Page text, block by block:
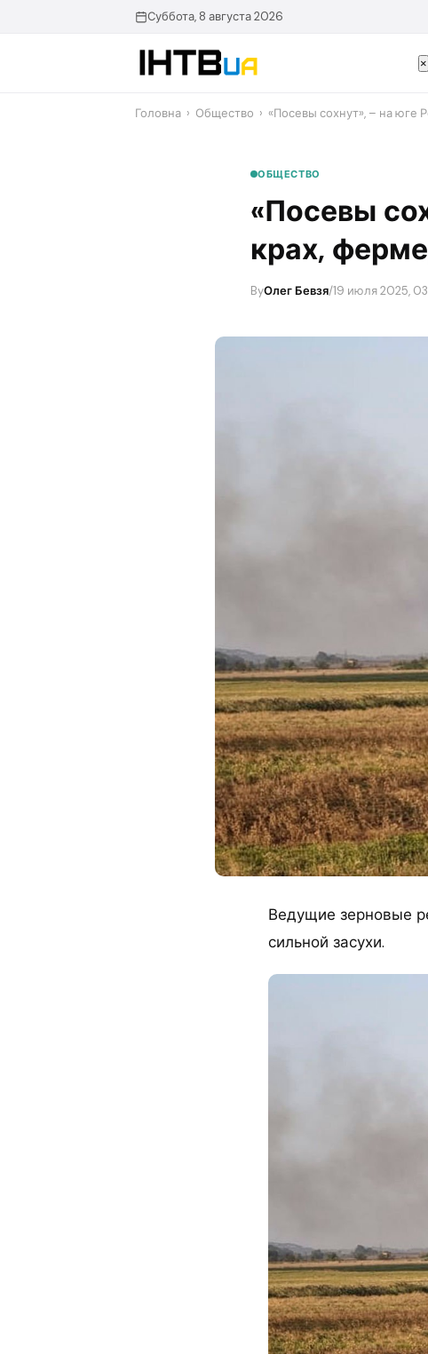
Суббота, 8 августа 2026
×
Головна › Общество › «Посевы сохнут», – на юге
ОБЩЕСТВО
«Посевы
крах,
ByОлег Бевзя/19 июля 2025,
Ведущие зерновые
сильной засухи.